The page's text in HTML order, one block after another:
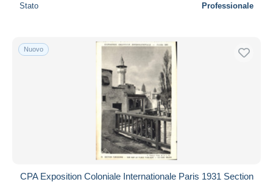
Stato Professionale
Nuovo
CPA Exposition Coloniale Internationale Paris 1931 Section